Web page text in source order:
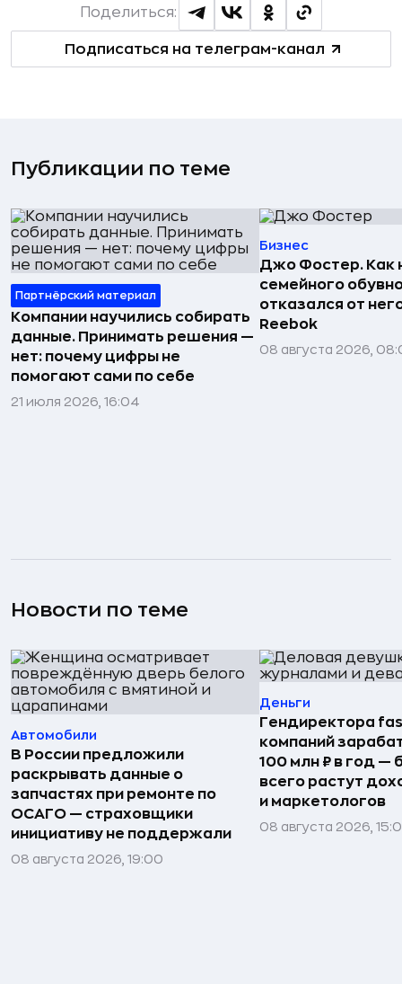
Подписаться на телеграм-канал
Поделиться:
Публикации по теме
Партнёрский материал
Компании научились собирать
данные. Принимать решения —
нет: почему цифры не
помогают сами по себе
21 июля 2026, 16:04
Бизнес
Джо Фостер. Как
семейного
отказался от
Reebok
08 августа 2026,
Новости по теме
Автомобили
В России предложили
раскрывать данные о
запчастях при ремонте по
ОСАГО — страховщики
инициативу не поддержали
08 августа 2026, 19:00
Деньги
Гендиректора
компаний
100 млн ₽ в год —
всего растут
и маркетологов
08 августа 2026,